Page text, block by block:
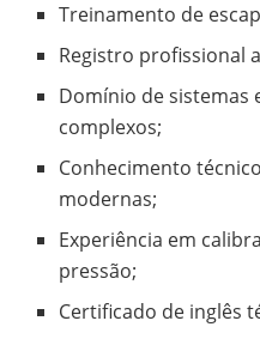
Treinamento de
Registro profissional
Domínio de sistemas
complexos;
Conhecimento
modernas;
Experiência em
pressão;
Certificado de inglês